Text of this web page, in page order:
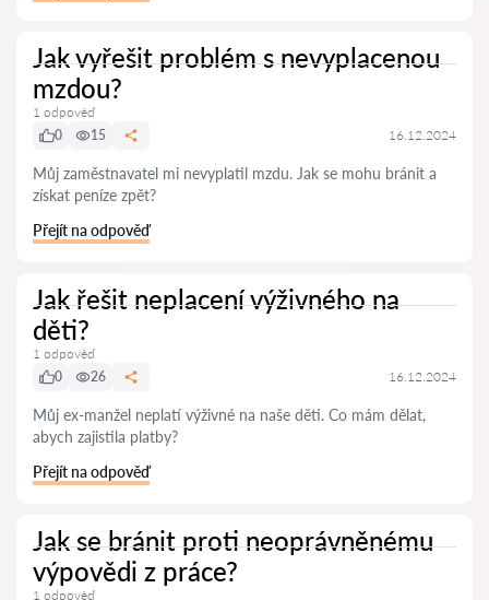
Jak vyřešit problém s nevyplacenou
mzdou?
1 odpověď
0
15 16.12.2024
Můj zaměstnavatel mi nevyplatil mzdu. Jak se mohu bránit a
získat peníze zpět?
Přejít na odpověď
Jak řešit neplacení výživného na
děti?
1 odpověď
0
26 16.12.2024
Můj ex-manžel neplatí výživné na naše děti. Co mám dělat,
abych zajistila platby?
Přejít na odpověď
Jak se bránit proti neoprávněnému
výpovědi z práce?
1 odpověď